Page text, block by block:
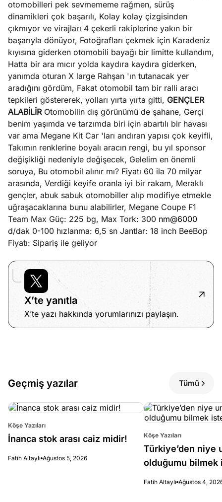
otomobilleri pek sevmememe rağmen, sürüş
dinamikleri çok başarılı, Kolay kolay çizgisinden
çıkmıyor ve virajları 4 çekerli rakiplerine yakın bir
başarıyla dönüyor, Fotoğrafları çekmek için Karadeniz
kıyısına giderken otomobili bayağı bir limitte kullandım,
Hatta bir ara mıcır yolda kaydıra kaydıra giderken,
yanımda oturan X large Rahşan 'ın tutanacak yer
aradığını gördüm, Fakat otomobil tam bir ralli aracı
tepkileri göstererek, yolları yırta yırta gitti, GENÇLER
ALABİLİROtomobilin dış görünümü de şahane, Gerçi
benim yaşımda ve tarzımda biri için abartılı bir havası
var ama Megane Kit Car 'ları andıran yapısı çok keyifli,
Takımın renklerine boyalı aracın rengi, bu yıl sponsor
değişikliği nedeniyle değişecek, Gelelim en önemli
soruya, Bu otomobil alınır mı? Fiyatı 60 ila 70 milyar
arasında, Verdiği keyife oranla iyi bir rakam, Meraklı
gençler, abuk sabuk otomobiller alıp modifiye etmekle
uğraşacaklarına bunu alabilirler, Megane Coupe F1
Team Max Güç: 225 bg, Max Tork: 300 nm@6000
d/dak 0-100 hızlanma: 6,5 sn Jantlar: 18 inch BeeBop
Fiyatı: Sipariş ile geliyor
X’te yanıtla
X’te yazı hakkında yorumlarınızı paylaşın.
Geçmiş yazılar Tümü
Köşe Yazıları
İnanca stok arası caiz midir!
Fatih Altaylı Ağustos 5, 2026
Köşe Yazıları
Türkiye’den niye
olduğumu bilmek
Fatih Altaylı Ağustos 4,